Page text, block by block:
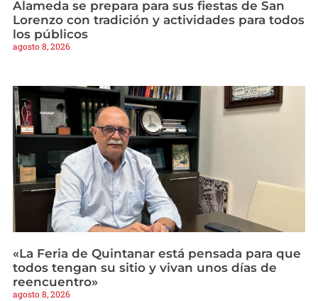
Alameda se prepara para sus fiestas de San
Lorenzo con tradición y actividades para todos
los públicos
agosto 8, 2026
«La Feria de Quintanar está pensada para que
todos tengan su sitio y vivan unos días de
reencuentro»
agosto 8, 2026